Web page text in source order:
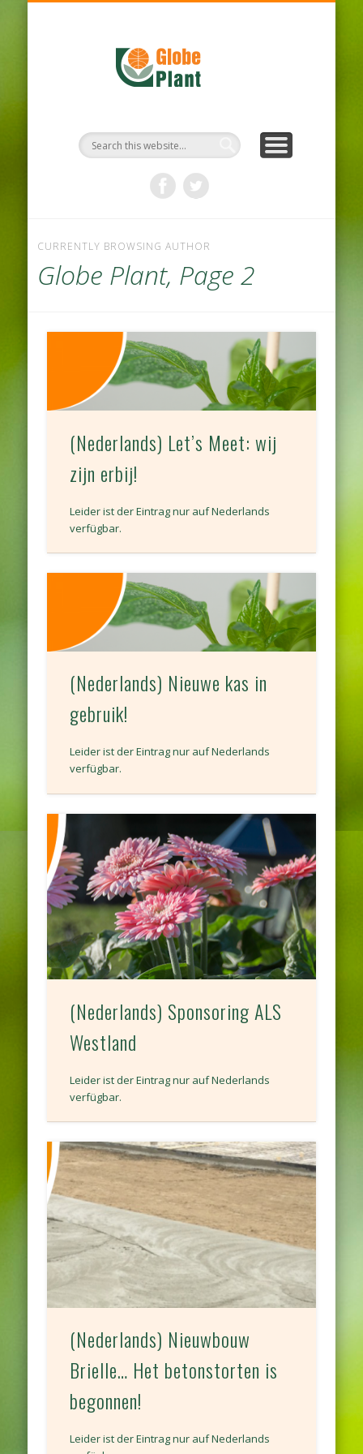
CURRENTLY BROWSING AUTHOR
Globe Plant, Page 2
(Nederlands) Let’s Meet: wij
zijn erbij!
Leider ist der Eintrag nur auf Nederlands
verfügbar.
(Nederlands) Nieuwe kas in
gebruik!
Leider ist der Eintrag nur auf Nederlands
verfügbar.
(Nederlands) Sponsoring ALS
Westland
Leider ist der Eintrag nur auf Nederlands
verfügbar.
(Nederlands) Nieuwbouw
Brielle… Het betonstorten is
begonnen!
Leider ist der Eintrag nur auf Nederlands